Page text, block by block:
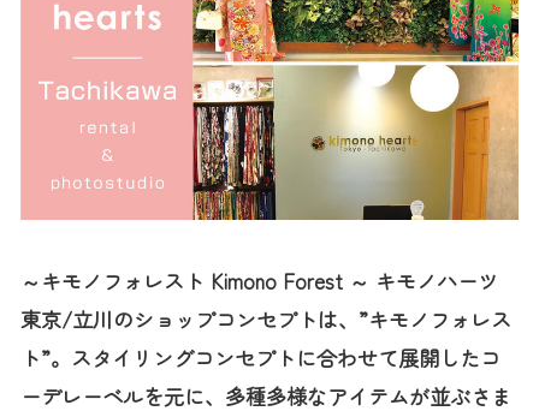
～キモノフォレスト Kimono Forest ～ キモノハーツ
東京/立川のショップコンセプトは、”キモノフォレス
ト”。スタイリングコンセプトに合わせて展開したコ
ーデレーベルを元に、多種多様なアイテムが並ぶさま